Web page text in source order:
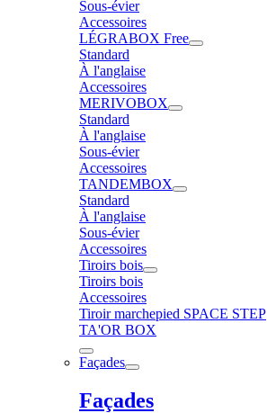
Sous-évier
Accessoires
LÉGRABOX Free
Standard
À l'anglaise
Accessoires
MERIVOBOX
Standard
À l'anglaise
Sous-évier
Accessoires
TANDEMBOX
Standard
À l'anglaise
Sous-évier
Accessoires
Tiroirs bois
Tiroirs bois
Accessoires
Tiroir marchepied SPACE STEP
TA'OR BOX
Façades
Façades